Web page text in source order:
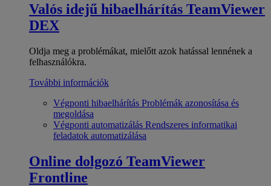
Valós idejű hibaelhárítás TeamViewer
DEX
Oldja meg a problémákat, mielőtt azok hatással lennének a
felhasználókra.
További információk
Végponti hibaelhárítás Problémák azonosítása és
megoldása
Végponti automatizálás Rendszeres informatikai
feladatok automatizálása
Online dolgozó TeamViewer
Frontline